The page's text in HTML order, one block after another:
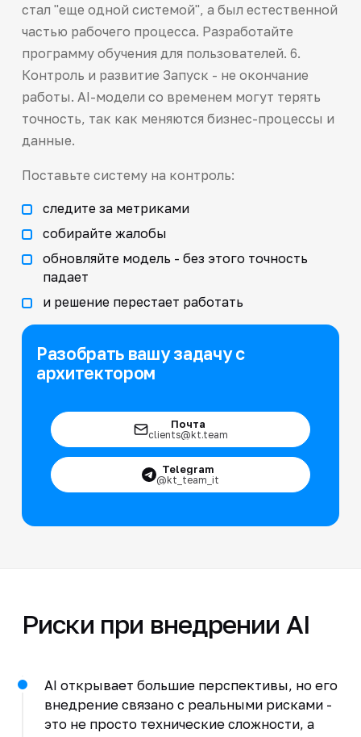
стал "еще одной системой", а был естественной
частью рабочего процесса. Разработайте
программу обучения для пользователей. 6.
Контроль и развитие Запуск - не окончание
работы. AI-модели со временем могут терять
точность, так как меняются бизнес-процессы и
данные.
Поставьте систему на контроль:
следите за метриками
собирайте жалобы
обновляйте модель - без этого точность
падает
и решение перестает работать
Разобрать вашу задачу с
архитектором
Почта
clients@kt.team
Telegram
@kt_team_it
Риски при внедрении AI
AI открывает большие перспективы, но его
внедрение связано с реальными рисками -
это не просто технические сложности, а